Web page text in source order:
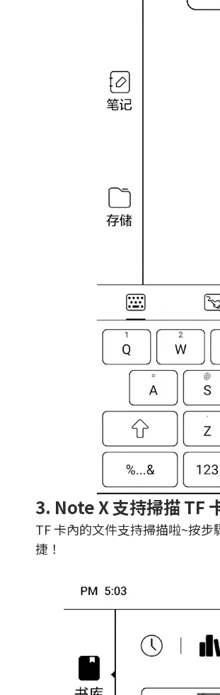
3. Note X 支持掃描 TF
TF 卡內的文件支持掃描啦~按
捷！